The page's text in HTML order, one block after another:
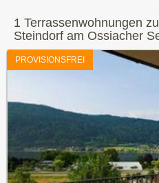
1 Terrassenwohnungen
Steindorf am Ossiacher
PROVISIONSFREI